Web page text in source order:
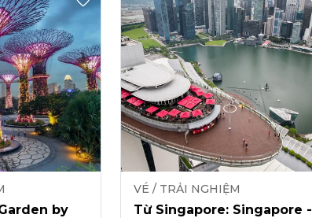
by
VÉ / TRẢI NGHIỆM
Từ Singapore: Singapore -